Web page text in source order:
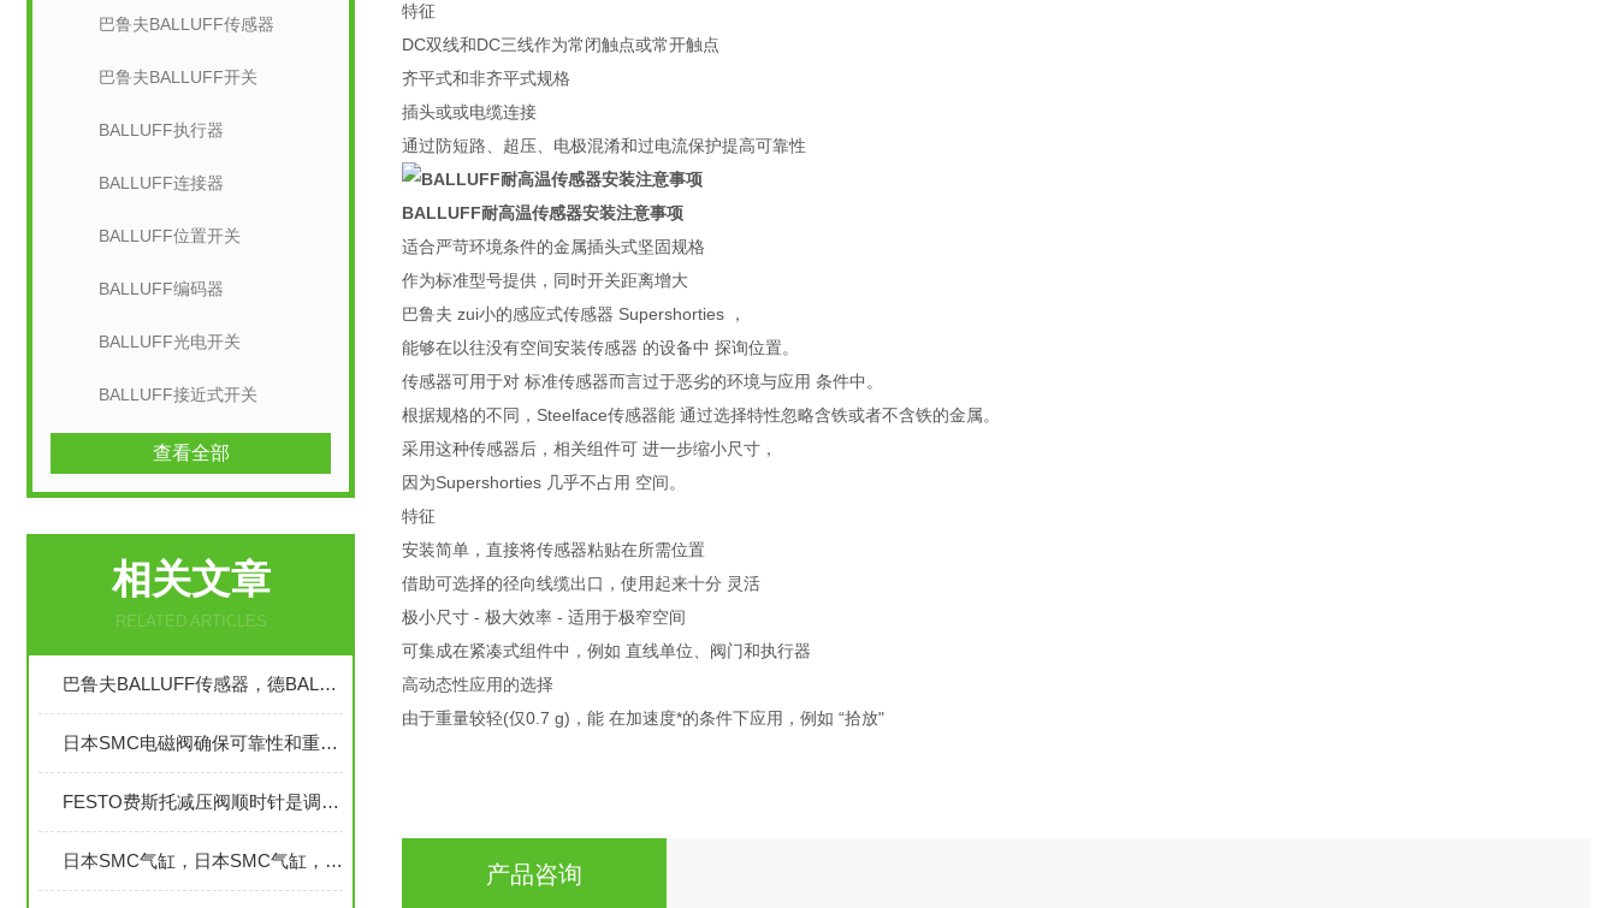
巴鲁夫BALLUFF传感器
巴鲁夫BALLUFF开关
BALLUFF执行器
BALLUFF连接器
BALLUFF位置开关
BALLUFF编码器
BALLUFF光电开关
BALLUFF接近式开关
查看全部
相关文章
RELATED ARTICLES
巴鲁夫BALLUFF传感器，德BALLUFF位移传感器，巴鲁夫位移传感器
日本SMC电磁阀确保可靠性和重复性的资料分别有哪些？
FESTO费斯托减压阀顺时针是调大还是调小
日本SMC气缸，日本SMC气缸，日本SMC气缸，SMC气缸
特征
DC双线和DC三线作为常闭触点或常开触点
齐平式和非齐平式规格
插头或或电缆连接
通过防短路、超压、电极混淆和过电流保护提高可靠性
BALLUFF耐高温传感器安装注意事项
适合严苛环境条件的金属插头式坚固规格
作为标准型号提供，同时开关距离增大
巴鲁夫 zui小的感应式传感器 Supershorties ，
能够在以往没有空间安装传感器 的设备中 探询位置。
传感器可用于对 标准传感器而言过于恶劣的环境与应用 条件中。
根据规格的不同，Steelface传感器能 通过选择特性忽略含铁或者不含铁的金属。
采用这种传感器后，相关组件可 进一步缩小尺寸，
因为Supershorties 几乎不占用 空间。
特征
安装简单，直接将传感器粘贴在所需位置
借助可选择的径向线缆出口，使用起来十分 灵活
极小尺寸 - 极大效率 - 适用于极窄空间
可集成在紧凑式组件中，例如 直线单位、阀门和执行器
高动态性应用的选择
由于重量较轻(仅0.7 g)，能 在加速度*的条件下应用，例如 “拾放"
产品咨询